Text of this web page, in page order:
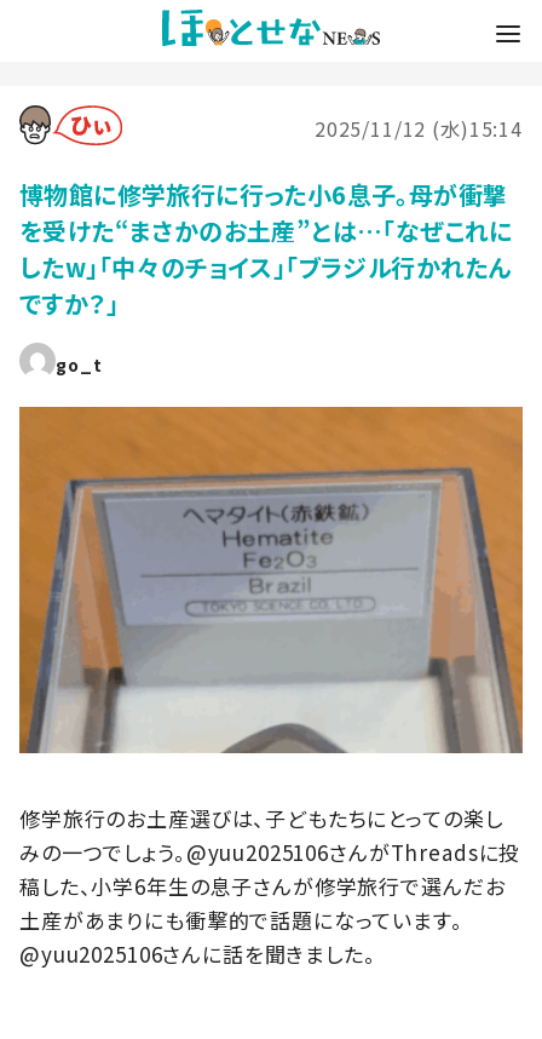
2025/11/12 (水)15:14
博物館に修学旅行に行った小6息子。母が衝撃
を受けた“まさかのお土産”とは…「なぜこれに
したw」「中々のチョイス」「ブラジル行かれたん
ですか？」
go_t
修学旅行のお土産選びは、子どもたちにとっての楽し
みの一つでしょう。@yuu2025106さんがThreadsに投
稿した、小学6年生の息子さんが修学旅行で選んだお
土産があまりにも衝撃的で話題になっています。
@yuu2025106さんに話を聞きました。